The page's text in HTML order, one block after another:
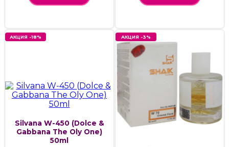
АКЦИЯ -18%
Silvana W-450 (Dolce &
Gabbana The Oly One)
50ml
АКЦИЯ -3%